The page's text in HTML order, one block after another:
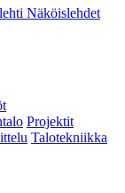
Näköislehdet
Projektit
Talotekniikka